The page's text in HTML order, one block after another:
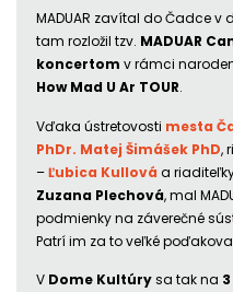
MADUAR zavítal do Čadce v
tam rozložil tzv. MADUAR
koncertom v rámci
How Mad U Ar TOUR.
Vďaka ústretovosti mesta
PhDr. Matej Šimášek PhD,
–Ľubica Kullová a
Zuzana Plechová, mal
podmienky na záverečné
Patrí im za to veľké
V Dome Kultúrysa tak na